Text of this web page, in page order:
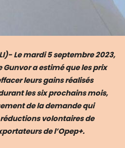
Le mardi 5 septembre 2023,
a estimé que les prix
leurs gains réalisés
les six prochains mois,
de la demande qui
volontaires de
de l’Opep+.